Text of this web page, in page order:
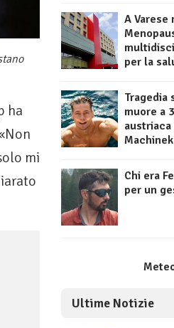
ha
mi
A
per la
Tragedia
muore a
austriaca
Machinek
Chi era
per un
Ultime Notizie